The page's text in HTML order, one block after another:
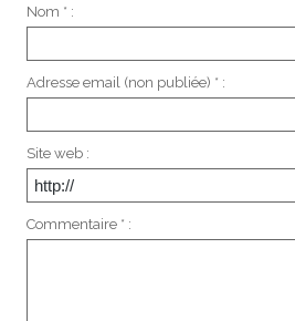
Nom * :
Adresse email (non publiée) * :
Site web :
Commentaire * :